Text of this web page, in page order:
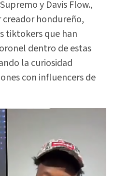
y Davis Flow.,
hondureño,
tiktokers que han
dentro de estas
la curiosidad
con influencers de